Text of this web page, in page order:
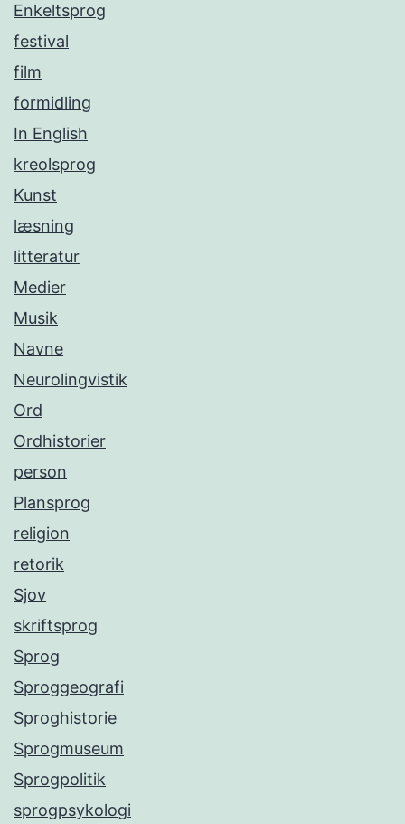
Enkeltsprog
festival
film
formidling
In English
kreolsprog
Kunst
læsning
litteratur
Medier
Musik
Navne
Neurolingvistik
Ord
Ordhistorier
person
Plansprog
religion
retorik
Sjov
skriftsprog
Sprog
Sproggeografi
Sproghistorie
Sprogmuseum
Sprogpolitik
sprogpsykologi